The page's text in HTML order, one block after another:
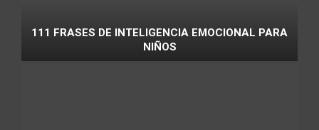
111 FRASES DE INTELIGENCIA EMOCIONAL PARA
NIÑOS